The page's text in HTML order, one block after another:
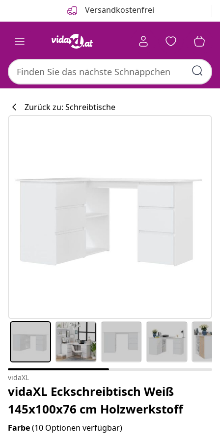
Versandkostenfrei
Zurück zu: Schreibtische
vidaXL
vidaXL Eckschreibtisch Weiß
145x100x76 cm Holzwerkstoff
Farbe(10 Optionen verfügbar)